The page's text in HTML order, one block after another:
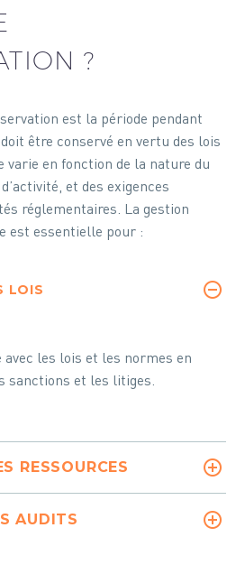
?
est la période pendant
être conservé en vertu des lois
varie en fonction de la nature du
et des exigences
réglementaires. La gestion
est essentielle pour :
LOIS
les lois et les normes en
sanctions et les litiges.
RESSOURCES
AUDITS